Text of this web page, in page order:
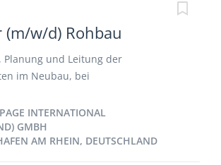
(m/w/d) Rohbau
Planung und Leitung der
im Neubau, bei
von gesetzlichen Regularien
HOAI Führen von Baubesprechungen
Erstellung von Termin-,
INTERNATIONAL
GMBH
AM RHEIN, DEUTSCHLAND